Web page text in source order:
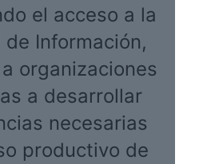
el acceso a la
de Información,
organizaciones
a desarrollar
necesarias
productivo de